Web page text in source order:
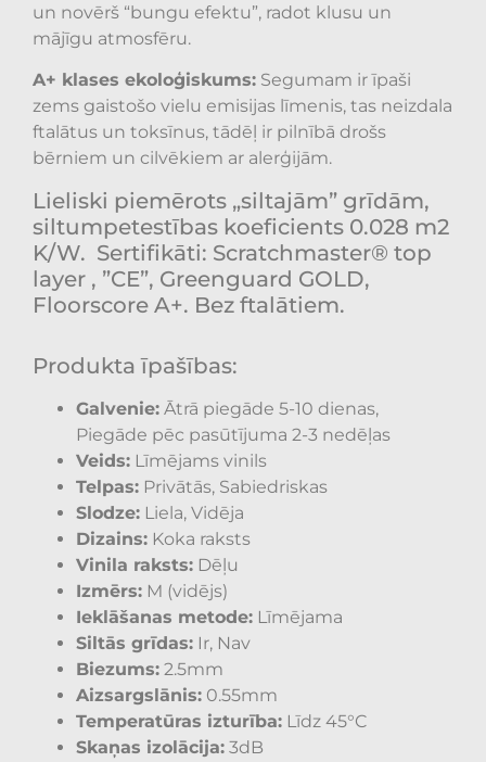
un novērš “bungu efektu”, radot klusu un
mājīgu atmosfēru.
A+ klases ekoloģiskums: Segumam ir īpaši
zems gaistošo vielu emisijas līmenis, tas neizdala
ftalātus un toksīnus, tādēļ ir pilnībā drošs
bērniem un cilvēkiem ar alerģijām.
Lieliski piemērots „siltajām” grīdām,
siltumpetestības koeficients 0.028 m2
K/W. Sertifikāti: Scratchmaster® top
layer , ”CE”, Greenguard GOLD,
Floorscore A+. Bez ftalātiem.
Produkta īpašības:
Galvenie: Ātrā piegāde 5-10 dienas,
Piegāde pēc pasūtījuma 2-3 nedēļas
Veids: Līmējams vinils
Telpas: Privātās, Sabiedriskas
Slodze: Liela, Vidēja
Dizains: Koka raksts
Vinila raksts: Dēļu
Izmērs: M (vidējs)
Ieklāšanas metode: Līmējama
Siltās grīdas: Ir, Nav
Biezums: 2.5mm
Aizsargslānis: 0.55mm
Temperatūras izturība: Līdz 45°C
Skaņas izolācija: 3dB